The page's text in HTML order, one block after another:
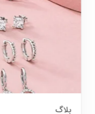
بلاگ